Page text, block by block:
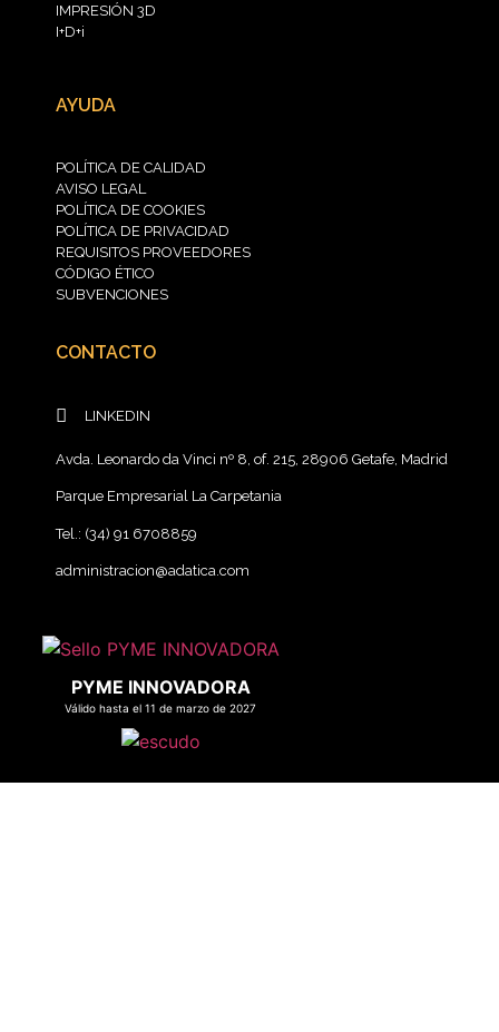
IMPRESIÓN 3D
I+D+i
AYUDA
POLÍTICA DE CALIDAD
AVISO LEGAL
POLÍTICA DE COOKIES
POLÍTICA DE PRIVACIDAD
REQUISITOS PROVEEDORES
CÓDIGO ÉTICO
SUBVENCIONES
CONTACTO
LINKEDIN
Avda. Leonardo da Vinci nº 8, of. 215, 28906 Getafe, Madrid
Parque Empresarial La Carpetania
Tel.: (34) 91 6708859
administracion@adatica.com
PYME INNOVADORA
Válido hasta el 11 de marzo de 2027